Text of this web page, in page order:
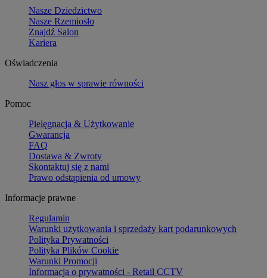
Nasze Dziedzictwo
Nasze Rzemiosło
Znajdź Salon
Kariera
Oświadczenia
Nasz głos w sprawie równości
Pomoc
Pielęgnacja & Użytkowanie
Gwarancja
FAQ
Dostawa & Zwroty
Skontaktuj się z nami
Prawo odstąpienia od umowy
Informacje prawne
Regulamin
Warunki użytkowania i sprzedaży kart podarunkowych
Polityka Prywatności
Polityka Plików Cookie
Warunki Promocji
Informacja o prywatności - Retail CCTV